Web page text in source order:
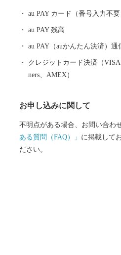
の時期まで開園しています。メ
は、ふるさとメキシコの太陽の
り、多くの来園者で賑わってい
au PAY カード（番号入力不要
au PAY 残高
au PAY（auかんたん決済）通
クレジットカード決済（VISA
ners、AMEX）
お申し込みに関して
不明点がある場合、お問い合わ
ある質問（FAQ）」 に掲載して
ださい。